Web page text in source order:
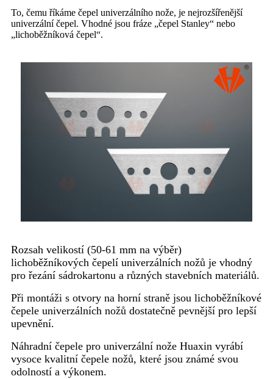
To, čemu říkáme čepel univerzálního nože, je nejrozšířenější
univerzální čepel. Vhodné jsou fráze „čepel Stanley“ nebo
„lichoběžníková čepel“.
Rozsah velikostí (50-61 mm na výběr)
lichoběžníkových čepelí univerzálních nožů je vhodný
pro řezání sádrokartonu a různých stavebních materiálů.
Při montáži s otvory na horní straně jsou lichoběžníkové
čepele univerzálních nožů dostatečně pevnější pro lepší
upevnění.
Náhradní čepele pro univerzální nože Huaxin vyrábí
vysoce kvalitní čepele nožů, které jsou známé svou
odolností a výkonem.